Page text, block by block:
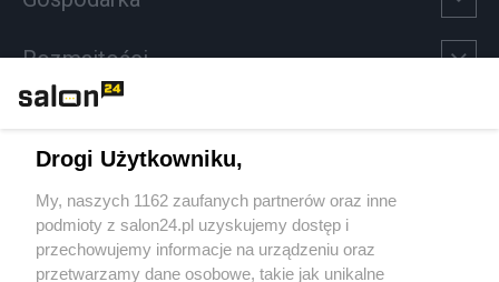
Rozmaitości
Sport
Społeczeństwo
Drogi Użytkowniku,
My, naszych 1162 zaufanych partnerów oraz inne
podmioty z salon24.pl uzyskujemy dostęp i
przechowujemy informacje na urządzeniu oraz
przetwarzamy dane osobowe, takie jak unikalne